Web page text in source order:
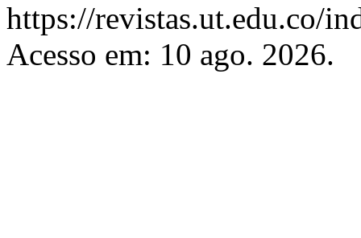
https://revistas.ut.edu.co/
Acesso em: 10 ago. 2026.